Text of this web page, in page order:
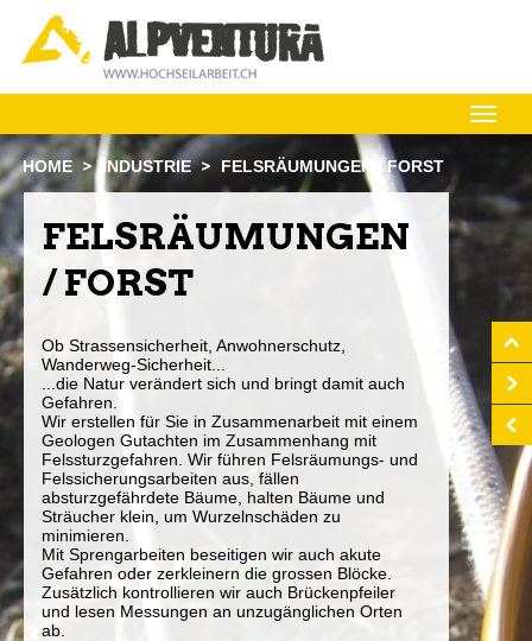
HOME INDUSTRIE FELSRÄUMUNGEN / FORST
FELSRÄUMUNGEN
/ FORST
Ob Strassensicherheit, Anwohnerschutz,
Wanderweg-Sicherheit...
...die Natur verändert sich und bringt damit auch
Gefahren.
Wir erstellen für Sie in Zusammenarbeit mit einem
Geologen Gutachten im Zusammenhang mit
Felssturzgefahren. Wir führen Felsräumungs- und
Felssicherungsarbeiten aus, fällen
absturzgefährdete Bäume, halten Bäume und
Sträucher klein, um Wurzelnschäden zu
minimieren.
Mit Sprengarbeiten beseitigen wir auch akute
Gefahren oder zerkleinern die grossen Blöcke.
Zusätzlich kontrollieren wir auch Brückenpfeiler
und lesen Messungen an unzugänglichen Orten
ab.